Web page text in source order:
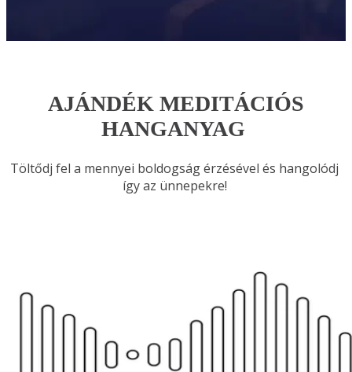
AJÁNDÉK MEDITÁCIÓS
HANGANYAG
Töltődj fel a mennyei boldogság érzésével és hangolódj
így az ünnepekre!